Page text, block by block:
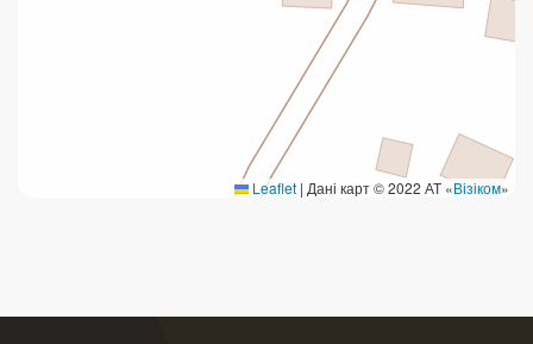
Leaflet | Дані карт © 2022 АТ «Візіком»